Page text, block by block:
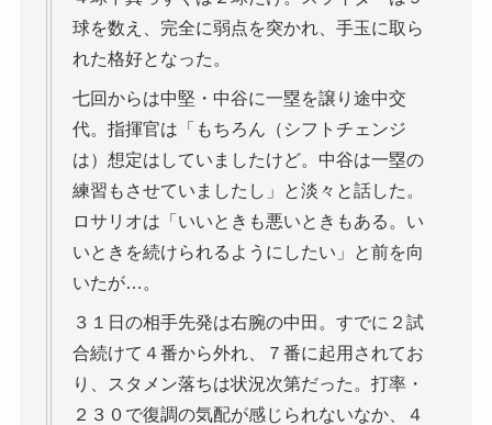
球を数え、完全に弱点を突かれ、手玉に取ら
れた格好となった。
七回からは中堅・中谷に一塁を譲り途中交
代。指揮官は「もちろん（シフトチェンジ
は）想定はしていましたけど。中谷は一塁の
練習もさせていましたし」と淡々と話した。
ロサリオは「いいときも悪いときもある。い
いときを続けられるようにしたい」と前を向
いたが…。
３１日の相手先発は右腕の中田。すでに２試
合続けて４番から外れ、７番に起用されてお
り、スタメン落ちは状況次第だった。打率・
２３０で復調の気配が感じられないなか、４